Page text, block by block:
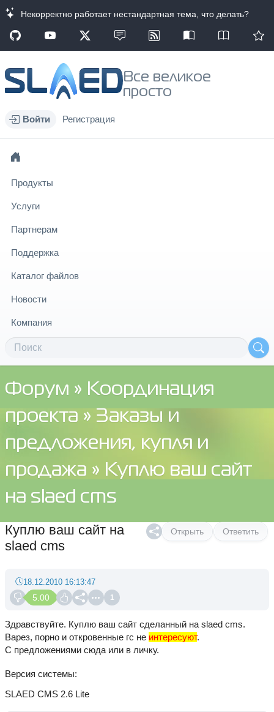
Некорректно работает нестандартная тема, что делать?
Все великое
просто
Войти Регистрация
Продукты
Услуги
Партнерам
Поддержка
Каталог файлов
Новости
Компания
Форум » Координация
проекта » Заказы и
предложения, купля и
продажа » Куплю ваш сайт
на slaed cms
Открыть Ответить
Куплю ваш сайт на
slaed cms
5.00 1
18.12.2010 16:13:47
Здравствуйте. Куплю ваш сайт сделанный на slaed cms.
Варез, порно и откровенные гс не интересуют.
С предложениями сюда или в личку.
Версия системы
SLAED CMS 2.6 Lite